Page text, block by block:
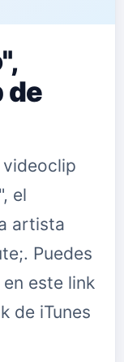
de
el
artista
Puedes
este link
de iTunes